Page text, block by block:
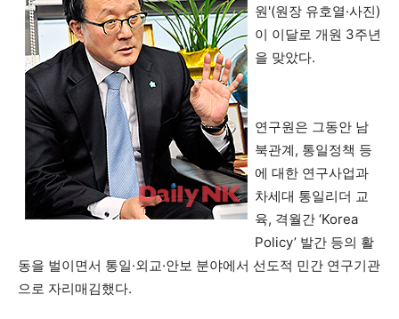
원'(원장 유호열·사진)
이 이달로 개원 3주년
을 맞았다.
연구원은 그동안 남
북관계, 통일정책 등
에 대한 연구사업과
차세대 통일리더 교
육, 격월간 ‘Korea
Policy’ 발간 등의 활
동을 벌이면서 통일·외교·안보 분야에서 선도적 민간 연구기관
으로 자리매김했다.